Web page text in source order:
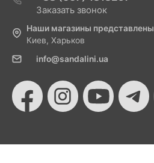
Заказать звонок
Наши магазины представлены
Киев, Харьков
info@sandalini.ua